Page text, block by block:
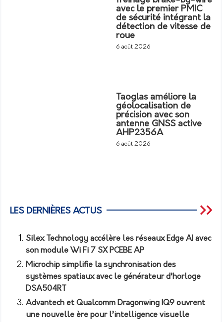
avec le premier PMIC
de sécurité intégrant la
détection de vitesse de
roue
6 août 2026
Taoglas améliore la
géolocalisation de
précision avec son
antenne GNSS active
AHP2356A
6 août 2026
LES DERNIÈRES ACTUS
Silex Technology accélère les réseaux Edge AI avec
son module Wi Fi 7 SX PCEBE AP
Microchip simplifie la synchronisation des
systèmes spatiaux avec le générateur d’horloge
DSA504RT
Advantech et Qualcomm Dragonwing IQ9 ouvrent
une nouvelle ère pour l’intelligence visuelle